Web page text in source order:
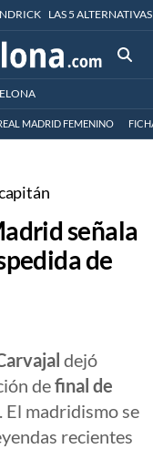
LAS 5
MADRID FEMENINO
señala
de
dejó
definal de
El madridismo se
recientes